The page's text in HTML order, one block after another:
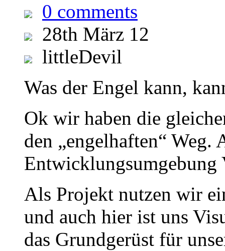
0 comments
28th März 12
littleDevil
Was der Engel kann,
Ok wir haben die
den „engelhaften“
Entwicklungsumgebung
Als Projekt nutzen wir
und auch hier ist uns
das Grundgerüst für